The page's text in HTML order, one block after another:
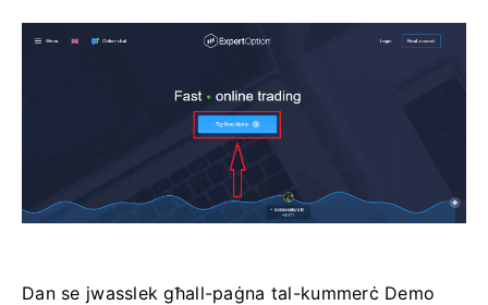
Dan se jwasslek għall-paġna tal-kummerċ Demo